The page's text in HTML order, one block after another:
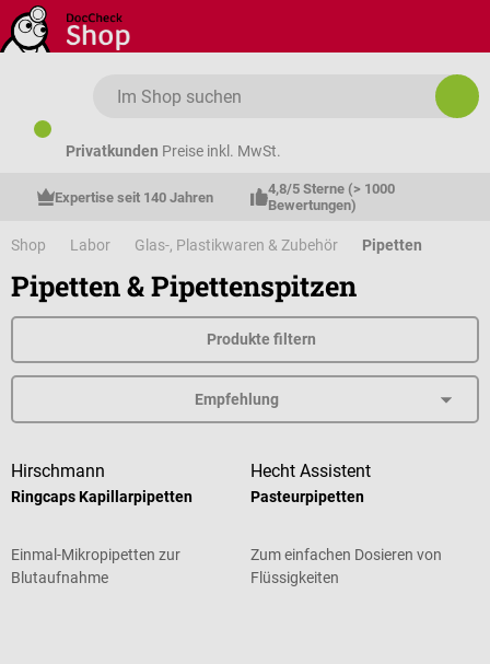
Zum Hauptinhalt springen
Privatkunden Preise inkl. MwSt.
Expertise seit 140 Jahren
4,8/5 Sterne (> 1000
Bewertungen)
Shop Labor Glas-, Plastikwaren & Zubehör Pipetten
Pipetten & Pipettenspitzen
Produkte filtern
Hirschmann
Ringcaps Kapillarpipetten
Einmal-Mikropipetten zur
Blutaufnahme
Hecht Assistent
Pasteurpipetten
Zum einfachen Dosieren von
Flüssigkeiten